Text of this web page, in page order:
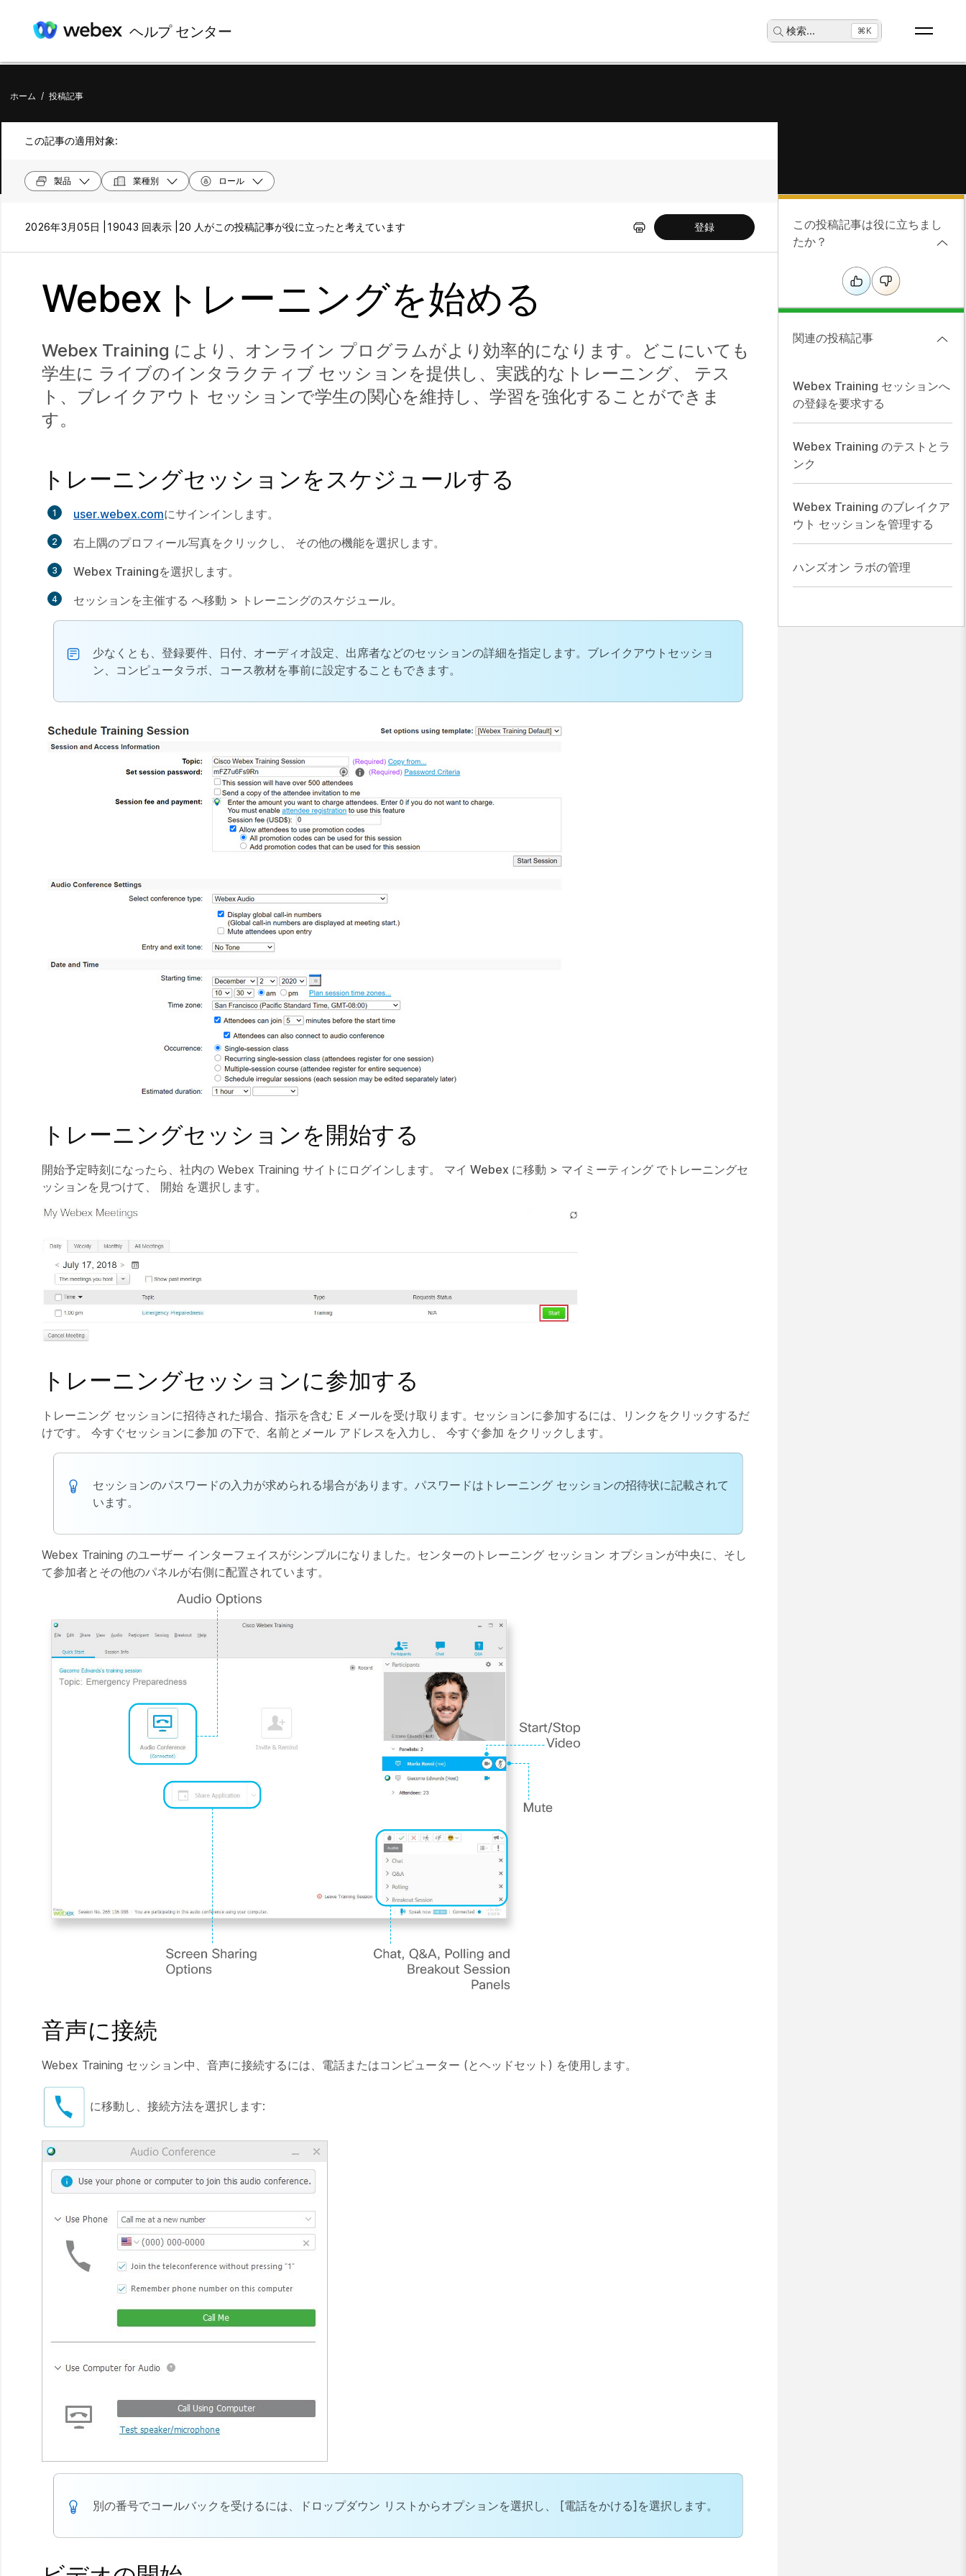
ヘルプ センター 検索... ⌘K
ホーム / 投稿記事
この記事の適用対象:
製品 業種別 ロール
2026年3月05日 | 19043 回表示 | 20 人がこの投稿記事が役に立ったと考えています 登録
Webexトレーニングを始める
Webex Training により、オンライン プログラムがより効率的になります。どこにいても
学生に ライブのインタラクティブ セッションを提供し、実践的なトレーニング、 テス
ト、ブレイクアウト セッションで学生の関心を維持し、学習を強化することができま
す。
トレーニングセッションをスケジュールする
user.webex.comにサインインします。
右上隅のプロフィール写真をクリックし、 その他の機能を選択します。
Webex Trainingを選択します。
セッションを主催する へ移動 > トレーニングのスケジュール。
少なくとも、登録要件、日付、オーディオ設定、出席者などのセッションの詳細を指定します。ブレイクアウトセッショ
ン、コンピュータラボ、コース教材を事前に設定することもできます。
トレーニングセッションを開始する
開始予定時刻になったら、社内の Webex Training サイトにログインします。 マイ Webex に移動 > マイミーティング でトレーニングセ
ッションを見つけて、 開始 を選択します。
トレーニングセッションに参加する
トレーニング セッションに招待された場合、指示を含む E メールを受け取ります。セッションに参加するには、リンクをクリックするだ
けです。 今すぐセッションに参加 の下で、名前とメール アドレスを入力し、 今すぐ参加 をクリックします。
セッションのパスワードの入力が求められる場合があります。パスワードはトレーニング セッションの招待状に記載されて
います。
Webex Training のユーザー インターフェイスがシンプルになりました。センターのトレーニング セッション オプションが中央に、そし
て参加者とその他のパネルが右側に配置されています。
音声に接続
Webex Training セッション中、音声に接続するには、電話またはコンピューター (とヘッドセット) を使用します。
に移動し、接続方法を選択します:
別の番号でコールバックを受けるには、ドロップダウン リストからオプションを選択し、 [電話をかける]を選択します。
この投稿記事は役に立ちまし
たか？
関連の投稿記事
Webex Training セッションへ
の登録を要求する
Webex Training のテストとラ
ンク
Webex Training のブレイクア
ウト セッションを管理する
ハンズオン ラボの管理